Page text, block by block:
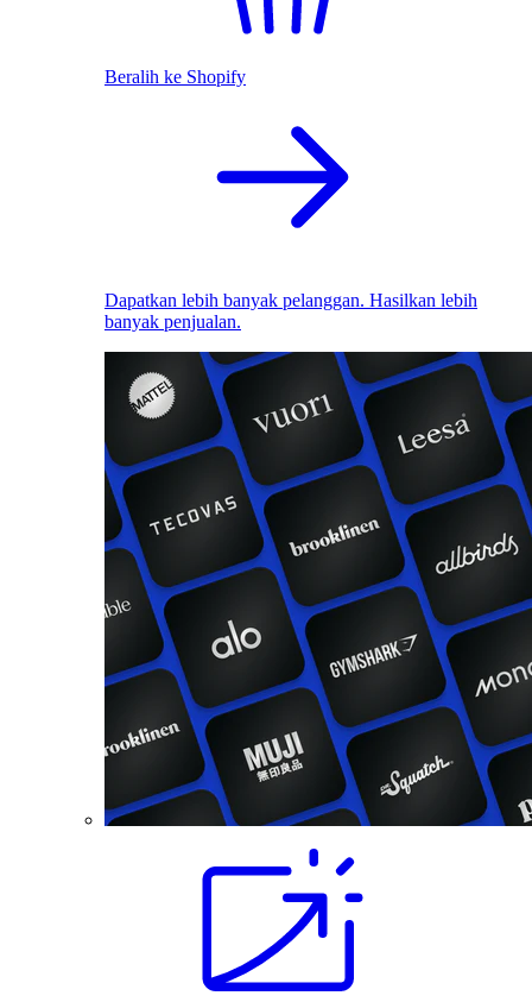
Beralih ke Shopify
Dapatkan lebih banyak pelanggan. Hasilkan lebih
banyak penjualan.